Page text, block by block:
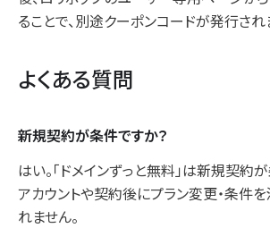
ることで、別途クーポンコードが発行され
よくある質問
新規契約が条件ですか？
はい。「ドメインずっと無料」は新規契約
アカウントや契約後にプラン変更・条件
れません。